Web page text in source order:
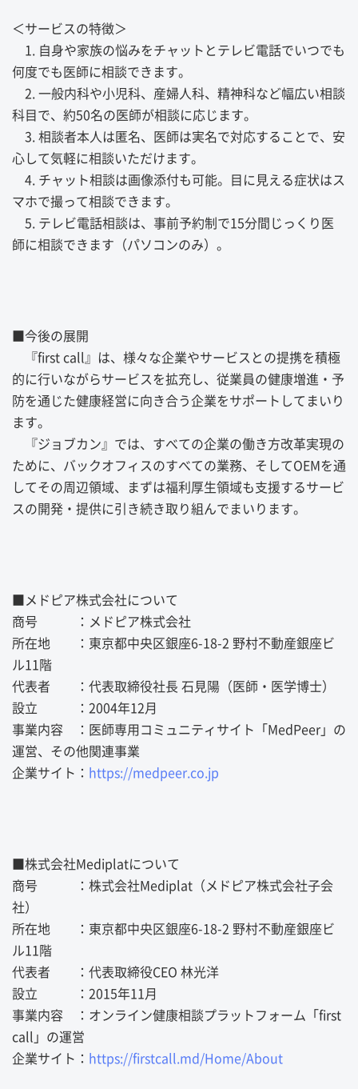
＜サービスの特徴＞
1. 自身や家族の悩みをチャットとテレビ電話でいつでも
何度でも医師に相談できます。
2. 一般内科や小児科、産婦人科、精神科など幅広い相談
科目で、約50名の医師が相談に応じます。
3. 相談者本人は匿名、医師は実名で対応することで、安
心して気軽に相談いただけます。
4. チャット相談は画像添付も可能。目に見える症状はス
マホで撮って相談できます。
5. テレビ電話相談は、事前予約制で15分間じっくり医
師に相談できます（パソコンのみ）。
■今後の展開
『first call』は、様々な企業やサービスとの提携を積極
的に行いながらサービスを拡充し、従業員の健康増進・予
防を通じた健康経営に向き合う企業をサポートしてまいり
ます。
『ジョブカン』では、すべての企業の働き方改革実現の
ために、バックオフィスのすべての業務、そしてOEMを通
してその周辺領域、まずは福利厚生領域も支援するサービ
スの開発・提供に引き続き取り組んでまいります。
■メドピア株式会社について
商号 ：メドピア株式会社
所在地 ：東京都中央区銀座6-18-2 野村不動産銀座ビ
ル11階
代表者 ：代表取締役社長 石見陽（医師・医学博士）
設立 ：2004年12月
事業内容 ：医師専用コミュニティサイト「MedPeer」の
運営、その他関連事業
企業サイト：
https://medpeer.co.jp
■株式会社Mediplatについて
商号 ：株式会社Mediplat（メドピア株式会社子会
社）
所在地 ：東京都中央区銀座6-18-2 野村不動産銀座ビ
ル11階
代表者 ：代表取締役CEO 林光洋
設立 ：2015年11月
事業内容 ：オンライン健康相談プラットフォーム「first
call」の運営
企業サイト：
https://firstcall.md/Home/About